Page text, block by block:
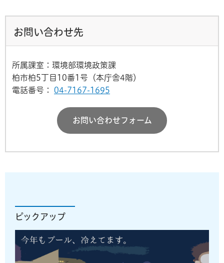
お問い合わせ先
所属課室：環境部環境政策課
柏市柏5丁目10番1号（本庁舎4階）
電話番号：
04-7167-1695
お問い合わせフォーム
ピックアップ